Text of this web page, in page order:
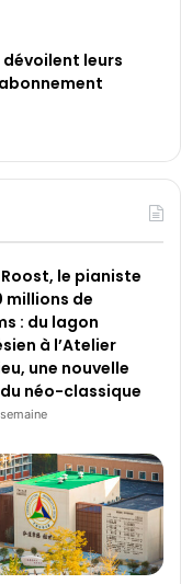
dévoilent leurs
le pianiste
millions de
: du lagon
à l’Atelier
une nouvelle
néo-classique